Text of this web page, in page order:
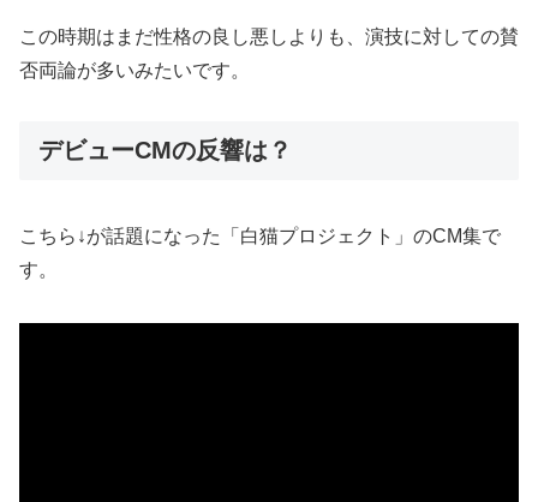
この時期はまだ性格の良し悪しよりも、演技に対しての賛
否両論が多いみたいです。
デビューCMの反響は？
こちら↓が話題になった「白猫プロジェクト」のCM集で
す。